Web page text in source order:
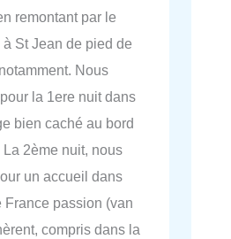
remontant par le
St Jean de pied de
Nous
la 1ere nuit dans
bien caché au bord
2ème nuit, nous
un accueil dans
France passion (van
compris dans la